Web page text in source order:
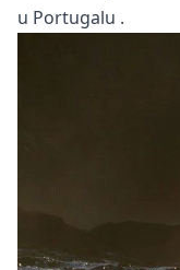
u Portugalu .